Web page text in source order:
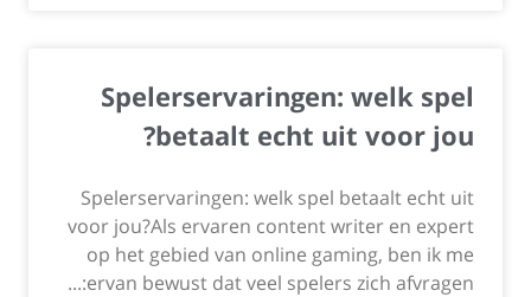
Spelerservaringen: welk spel
betaalt echt uit voor jou?
Spelerservaringen: welk spel betaalt echt uit
voor jou?Als ervaren content writer en expert
op het gebied van online gaming, ben ik me
ervan bewust dat veel spelers zich afvragen:...